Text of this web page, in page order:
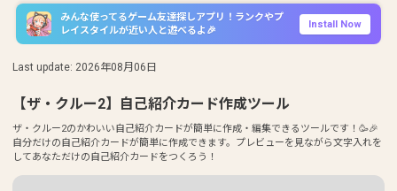
みんな使ってるゲーム友達探しアプリ！ランクやプ
レイスタイルが近い人と遊べるよ🎉
Install Now
Last update: 2026年08月06日
【ザ・クルー2】自己紹介カード作成ツール
ザ・クルー2のかわいい自己紹介カードが簡単に作成・編集できるツールです！🥳🎉
自分だけの自己紹介カードが簡単に作成できます。プレビューを見ながら文字入れを
してあなただけの自己紹介カードをつくろう！